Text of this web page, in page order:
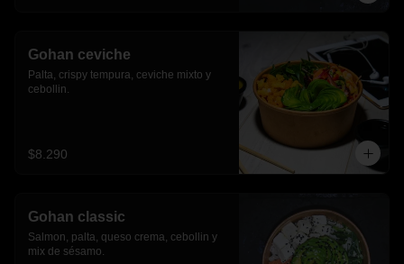
Gohan ceviche
Palta, crispy tempura, ceviche mixto y
cebollin.
$8.290
Gohan classic
Salmon, palta, queso crema, cebollin y
mix de sésamo.